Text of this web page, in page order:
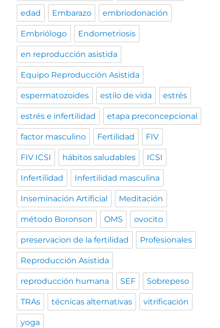
edad Embarazo embriodonación
Embriólogo Endometriosis
en reproducción asistida
Equipo Reproducción Asistida
espermatozoides estilo de vida estrés
estrés e infertilidad etapa preconcepcional
factor masculino Fertilidad FIV
FIV ICSI hábitos saludables ICSI
Infertilidad Infertilidad masculina
Inseminación Artificial Meditación
método Boronson OMS ovocito
preservacion de la fertilidad Profesionales
Reproducción Asistida
reproducción humana SEF Sobrepeso
TRAs técnicas alternativas vitrificación
yoga